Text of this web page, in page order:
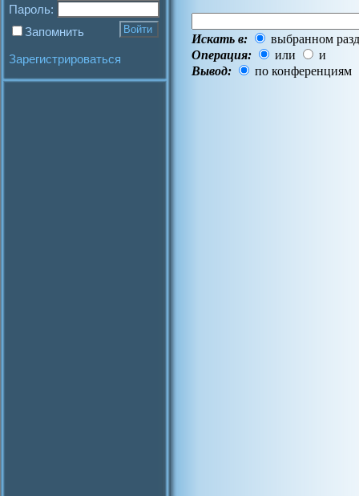
Пароль:
Запомнить
Зарегистрироваться
Искать в:
выбранном
Операция:
или
и
Вывод:
по конференциям